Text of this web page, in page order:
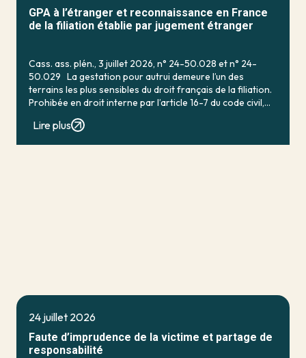
GPA à l’étranger et reconnaissance en France
de la filiation établie par jugement étranger
Cass. ass. plén., 3 juillet 2026, n° 24-50.028 et n° 24-
50.029 La gestation pour autrui demeure l’un des
terrains les plus sensibles du droit français de la filiation.
Prohibée en droit interne par l’article 16-7 du code civil,
Lire plus
24 juillet 2026
Faute d’imprudence de la victime et partage de
responsabilité